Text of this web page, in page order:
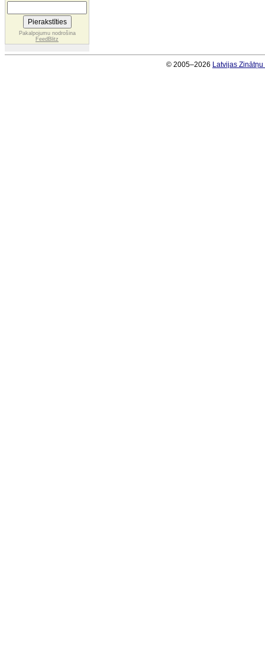
Pakalpojumu nodrošina
FeedBlitz
© 2005–2026 Latvijas